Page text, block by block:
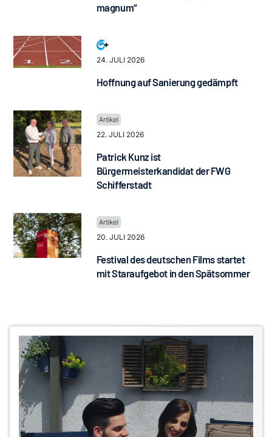
magnum“
24. JULI 2026
Hoffnung auf Sanierung gedämpft
22. JULI 2026
Patrick Kunz ist
Bürgermeisterkandidat der FWG
Schifferstadt
20. JULI 2026
Festival des deutschen Films startet
mit Staraufgebot in den Spätsommer